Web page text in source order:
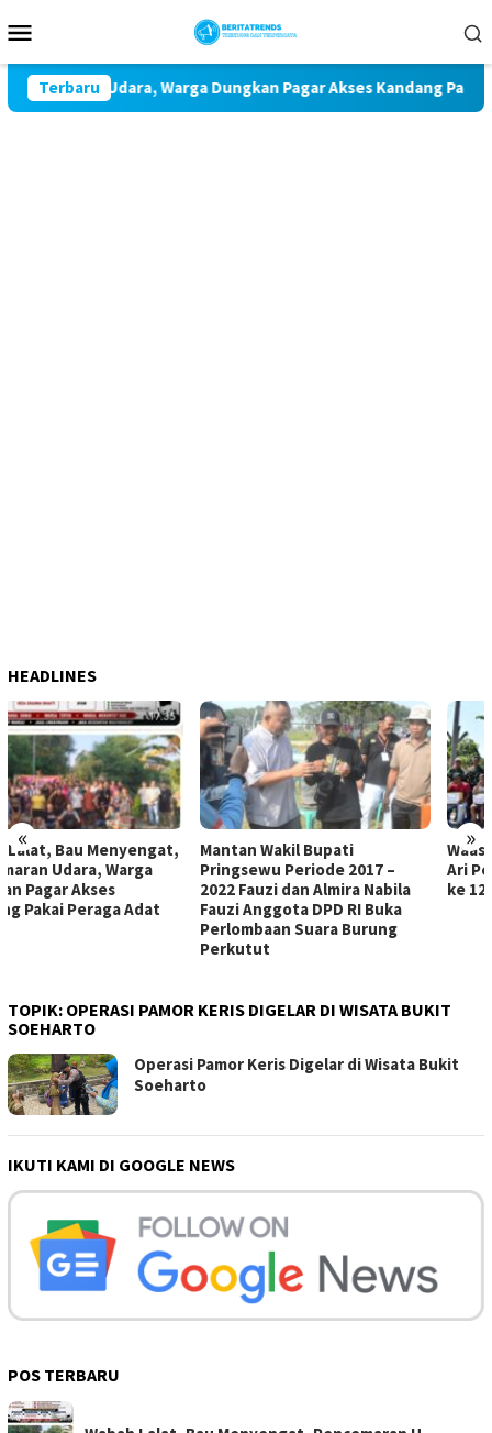
ke
Mobile
TerbaruUdara, Warga Dungkan Pagar Akses Kandang Pakai
HEADLINES
« »
Mantan Wakil Bupati
Pringsewu Periode 2017 –
2022 Fauzi dan Almira Nabila
Fauzi Anggota DPD RI Buka
Perlombaan Suara Burung
Waasintel Kasad Brigjen TNI
Ari Peaseya Kunjungi TMMD
ke 129 Bulu Lor
TOPIK: OPERASI PAMOR KERIS DIGELAR DI WISATA BUKIT
SOEHARTO
Operasi Pamor Keris Digelar di Wisata Bukit
Soeharto
IKUTI KAMI DI GOOGLE NEWS
POS TERBARU